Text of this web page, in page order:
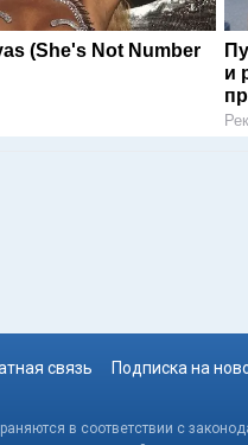
(She's Not Number
и
связь Подписка на
в соответствии с